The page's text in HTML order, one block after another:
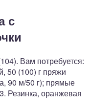
с
Вам потребуется:
50 (100) г пряжи
90 м/50 г); прямые
Резинка, оранжевая